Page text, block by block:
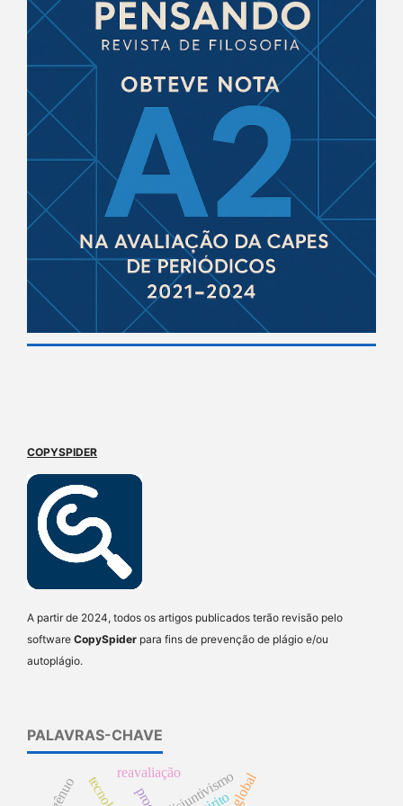
COPYSPIDER
A partir de 2024, todos os artigos publicados terão revisão pelo
software CopySpider para fins de prevenção de plágio e/ou
autoplágio.
PALAVRAS-CHAVE
disjuntivismo
reavaliação